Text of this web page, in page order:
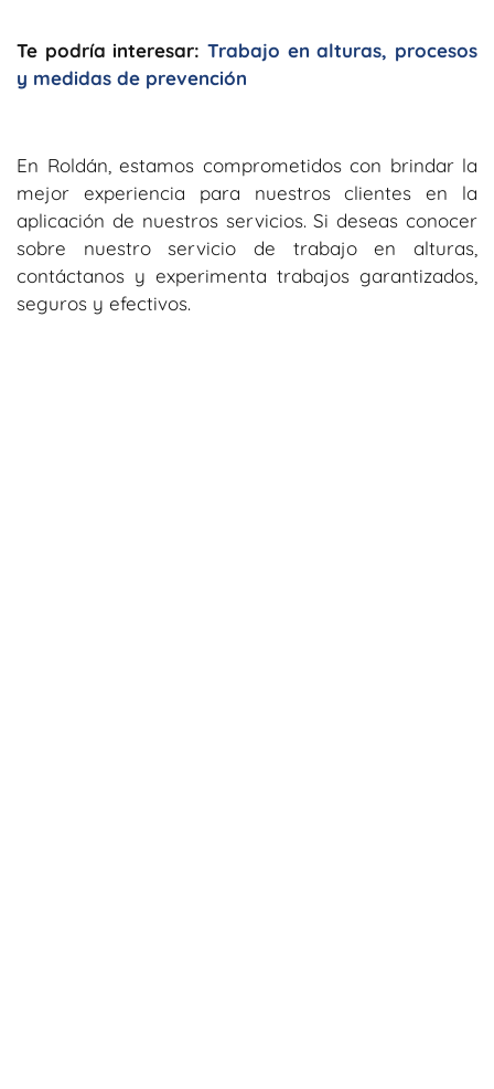
Te podría interesar: Trabajo en alturas, procesos
y medidas de prevención
En Roldán, estamos comprometidos con brindar la
mejor experiencia para nuestros clientes en la
aplicación de nuestros servicios. Si deseas conocer
sobre nuestro servicio de trabajo en alturas,
contáctanos y experimenta trabajos garantizados,
seguros y efectivos.